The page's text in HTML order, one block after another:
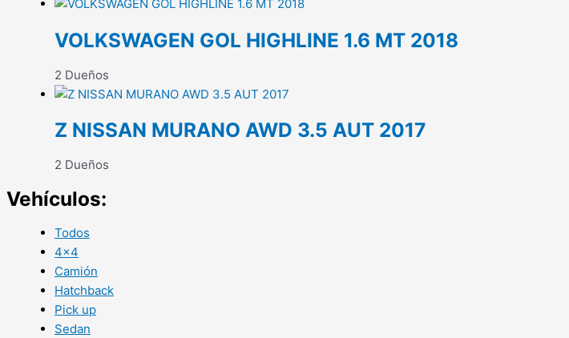
VOLKSWAGEN GOL HIGHLINE 1.6 MT 2018
2 Dueños
Z NISSAN MURANO AWD 3.5 AUT 2017
2 Dueños
Vehículos:
Todos
4×4
Camión
Hatchback
Pick up
Sedan